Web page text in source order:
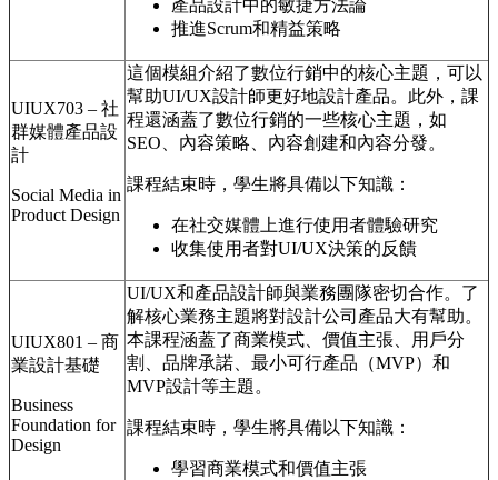
產品設計中的敏捷方法論
推進Scrum和精益策略
UIUX703 – 社
群媒體產品設
計
Social Media in
Product Design
這個模組介紹了數位行銷中的核心主題，可以
幫助UI/UX設計師更好地設計產品。此外，課
程還涵蓋了數位行銷的一些核心主題，如
SEO、內容策略、內容創建和內容分發。
課程結束時，學生將具備以下知識：
在社交媒體上進行使用者體驗研究
收集使用者對UI/UX決策的反饋
UIUX801 – 商
業設計基礎
Business
Foundation for
Design
UI/UX和產品設計師與業務團隊密切合作。了
解核心業務主題將對設計公司產品大有幫助。
本課程涵蓋了商業模式、價值主張、用戶分
割、品牌承諾、最小可行產品（MVP）和
MVP設計等主題。
課程結束時，學生將具備以下知識：
學習商業模式和價值主張